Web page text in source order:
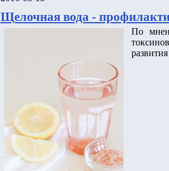
Щелочная вода -
По